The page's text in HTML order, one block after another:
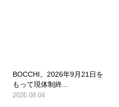
BOCCHI。2026年9月21日を
もって現体制終...
2026.08.04